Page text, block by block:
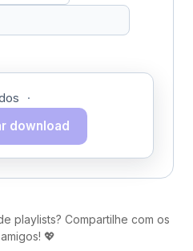
·
download
playlists? Compartilhe com os
💖